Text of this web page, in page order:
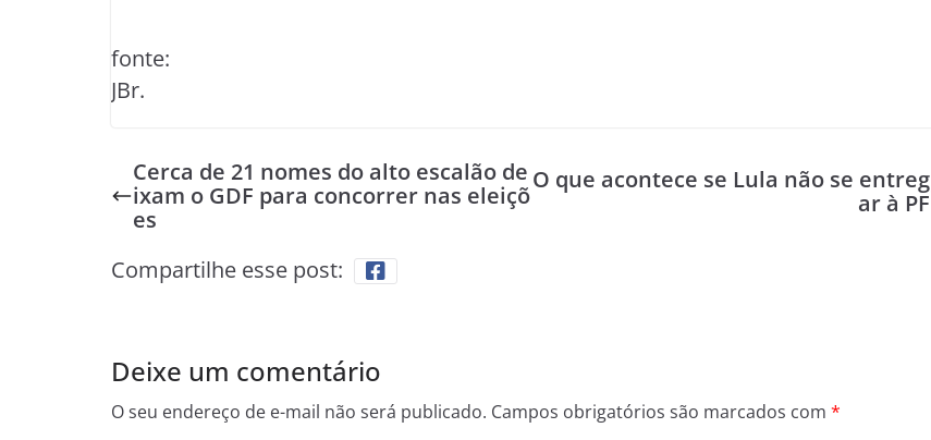
fonte:
JBr.
Cerca de 21 nomes do alto escalão de
ixam o GDF para concorrer nas eleiçõ
es
O que acontece se Lula não se entreg
ar à PF
Compartilhe esse post:
Deixe um comentário
O seu endereço de e-mail não será publicado. Campos obrigatórios são marcados com *